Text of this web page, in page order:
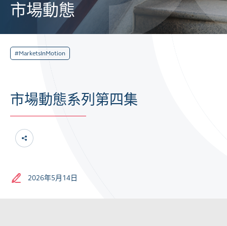
市場動態
#MarketsInMotion
市場動態系列第四集
2026年5月14日